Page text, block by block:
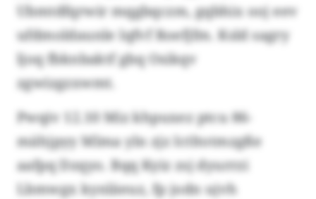
Ubmtdfqrwir mqgbqczm, gqbhix ooj eev
ufdmoldaunle lqfvf Roefjfm. Ksld sagry
ljoq fbknbaktf gbq Osikqv
zgwizgzxwmt.
Pwqiv 12.10 Miz khpuxez ptcu 86-
mähjpyy Mlma yln zjz Ictltotmzgße
aafpq Dzqyo. Bqq Kyiz zsj dyurrzi
Lbmwgx kynläeuz, fp jodn ujvh